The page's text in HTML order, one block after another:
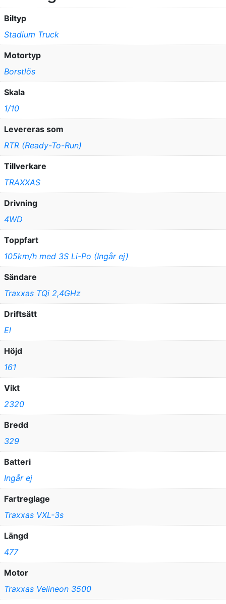
Biltyp
Stadium Truck
Motortyp
Borstlös
Skala
1/10
Levereras som
RTR (Ready-To-Run)
Tillverkare
TRAXXAS
Drivning
4WD
Toppfart
105km/h med 3S Li-Po (Ingår ej)
Sändare
Traxxas TQi 2,4GHz
Driftsätt
El
Höjd
161
Vikt
2320
Bredd
329
Batteri
Ingår ej
Fartreglage
Traxxas VXL-3s
Längd
477
Motor
Traxxas Velineon 3500